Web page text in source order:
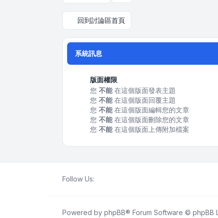
回到討論區首頁
系統訊息
版面權限
您 不能在這個版面發表主題
您 不能在這個版面回覆主題
您 不能在這個版面編輯您的文章
您 不能在這個版面刪除您的文章
您 不能在這個版面上傳附加檔案
Follow Us:
Powered by phpBB® Forum Software © phpBB